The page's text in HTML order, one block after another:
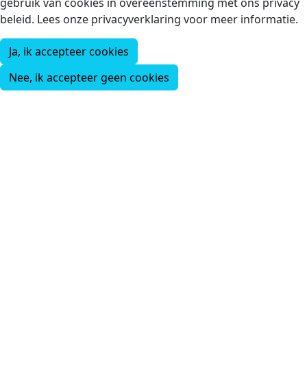
beleid. Lees onze privacyverklaring voor meer informatie.
Ja, ik accepteer cookies
Nee, ik accepteer geen cookies